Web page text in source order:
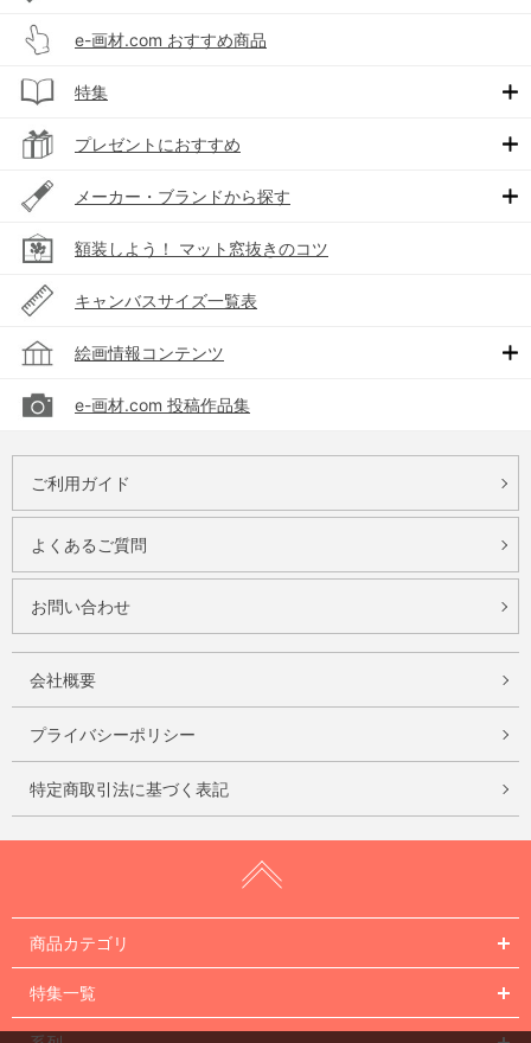
e-画材.com おすすめ商品
特集
プレゼントにおすすめ
メーカー・ブランドから探す
額装しよう！ マット窓抜きのコツ
キャンバスサイズ一覧表
絵画情報コンテンツ
e-画材.com 投稿作品集
ご利用ガイド
よくあるご質問
お問い合わせ
会社概要
プライバシーポリシー
特定商取引法に基づく表記
商品カテゴリ
特集一覧